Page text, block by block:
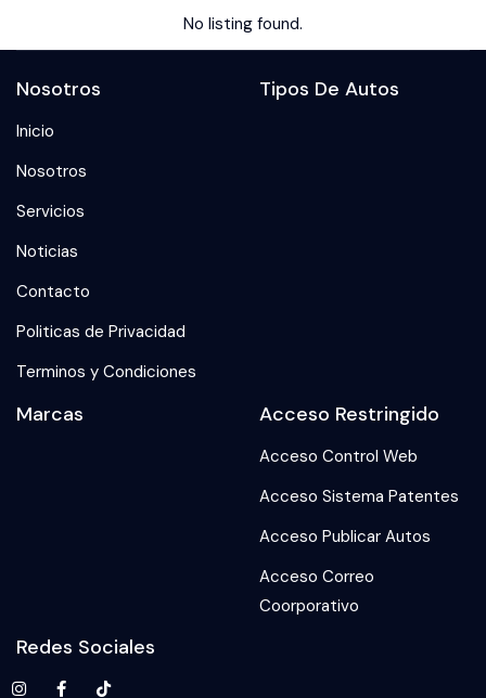
No listing found.
Nosotros
Inicio
Nosotros
Servicios
Noticias
Contacto
Politicas de Privacidad
Terminos y Condiciones
Tipos De Autos
Marcas Acceso Restringido
Acceso Control Web
Acceso Sistema Patentes
Acceso Publicar Autos
Acceso Correo
Coorporativo
Redes Sociales